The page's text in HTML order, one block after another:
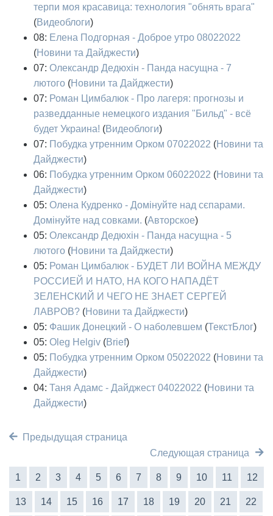
терпи моя красавица: технология "обнять врага"
(Видеоблоги)
08: Елена Подгорная - Доброе утро 08022022
(Новини та Дайджести)
07: Олександр Дедюхін - Панда насущна - 7
лютого (Новини та Дайджести)
07: Роман Цимбалюк - Про лагеря: прогнозы и
разведданные немецкого издания "Бильд" - всё
будет Украина! (Видеоблоги)
07: Побудка утренним Орком 07022022 (Новини та
Дайджести)
06: Побудка утренним Орком 06022022 (Новини та
Дайджести)
05: Олена Кудренко - Домінуйте над сєпарами.
Домінуйте над совками. (Авторское)
05: Олександр Дедюхін - Панда насущна - 5
лютого (Новини та Дайджести)
05: Роман Цимбалюк - БУДЕТ ЛИ ВОЙНА МЕЖДУ
РОССИЕЙ И НАТО, НА КОГО НАПАДЁТ
ЗЕЛЕНСКИЙ И ЧЕГО НЕ ЗНАЕТ СЕРГЕЙ
ЛАВРОВ? (Новини та Дайджести)
05: Фашик Донецкий - О наболевшем (ТекстБлог)
05: Oleg Helgiv (Brief)
05: Побудка утренним Орком 05022022 (Новини та
Дайджести)
04: Таня Адамс - Дайджест 04022022 (Новини та
Дайджести)
Предыдущая страница
Следующая страница
1 2 3 4 5 6 7 8 9 10 11 12
13 14 15 16 17 18 19 20 21 22